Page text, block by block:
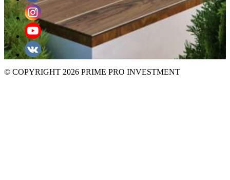
© COPYRIGHT 2026 PRIME PRO INVESTMENT